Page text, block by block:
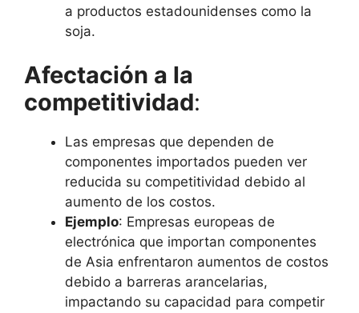
a productos estadounidenses como la
soja.
Afectación a la
competitividad:
Las empresas que dependen de
componentes importados pueden ver
reducida su competitividad debido al
aumento de los costos.
Ejemplo: Empresas europeas de
electrónica que importan componentes
de Asia enfrentaron aumentos de costos
debido a barreras arancelarias,
impactando su capacidad para competir